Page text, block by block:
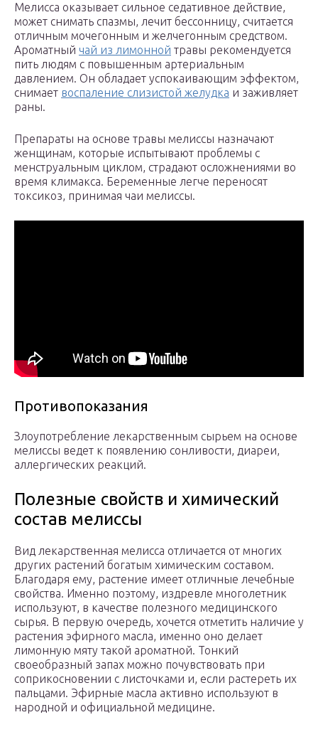
Мелисса оказывает сильное седативное действие,
может снимать спазмы, лечит бессонницу, считается
отличным мочегонным и желчегонным средством.
Ароматный чай из лимонной травы рекомендуется
пить людям с повышенным артериальным
давлением. Он обладает успокаивающим эффектом,
снимает воспаление слизистой желудка и заживляет
раны.
Препараты на основе травы мелиссы назначают
женщинам, которые испытывают проблемы с
менструальным циклом, страдают осложнениями во
время климакса. Беременные легче переносят
токсикоз, принимая чаи мелиссы.
Противопоказания
Злоупотребление лекарственным сырьем на основе
мелиссы ведет к появлению сонливости, диареи,
аллергических реакций.
Полезные свойств и химический
состав мелиссы
Вид лекарственная мелисса отличается от многих
других растений богатым химическим составом.
Благодаря ему, растение имеет отличные лечебные
свойства. Именно поэтому, издревле многолетник
используют, в качестве полезного медицинского
сырья. В первую очередь, хочется отметить наличие у
растения эфирного масла, именно оно делает
лимонную мяту такой ароматной. Тонкий
своеобразный запах можно почувствовать при
соприкосновении с листочками и, если растереть их
пальцами. Эфирные масла активно используют в
народной и официальной медицине.